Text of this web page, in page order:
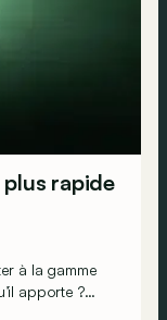
plus rapide
à la gamme
apporte ?